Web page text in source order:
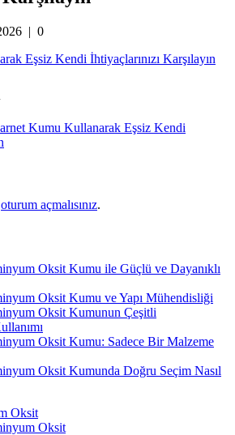
| 0
Kumu Kullanarak Eşsiz Kendi
oturum açmalısınız.
Oksit Kumu ile Güçlü ve Dayanıklı
Oksit Kumu ve Yapı Mühendisliği
Oksit Kumunun Çeşitli
Oksit Kumu: Sadece Bir Malzeme
Oksit Kumunda Doğru Seçim Nasıl
Oksit
Oksit